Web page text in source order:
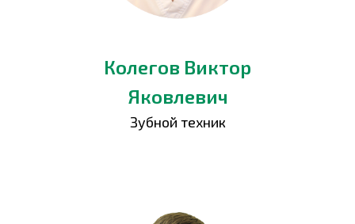
Зубной техник
Колегов Виктор
Яковлевич